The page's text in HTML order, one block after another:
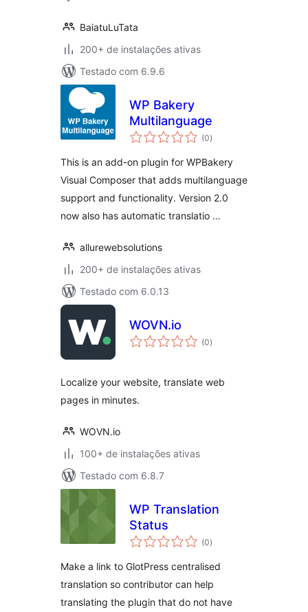
BaiatuLuTata
200+ de instalações ativas
Testado com 6.9.6
WP Bakery
Multilanguage
(0total
de
)
This is an add-on plugin for WPBakery
Visual Composer that adds multilanguage
support and functionality. Version 2.0
now also has automatic translatio …
allurewebsolutions
200+ de instalações ativas
Testado com 6.0.13
WOVN.io
(0total
de
)
Localize your website, translate web
pages in minutes.
WOVN.io
100+ de instalações ativas
Testado com 6.8.7
WP Translation
Status
(0total
de
)
Make a link to GlotPress centralised
translation so contributor can help
translating the plugin that do not have